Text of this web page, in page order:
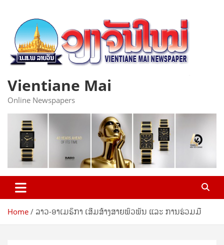
content
Vientiane Mai
Online Newspapers
Home ລາວ-ອາເມຣິກາ ເສີມສ້າງສາຍພົວພັນ ແລະ ການຮ່ວມມື